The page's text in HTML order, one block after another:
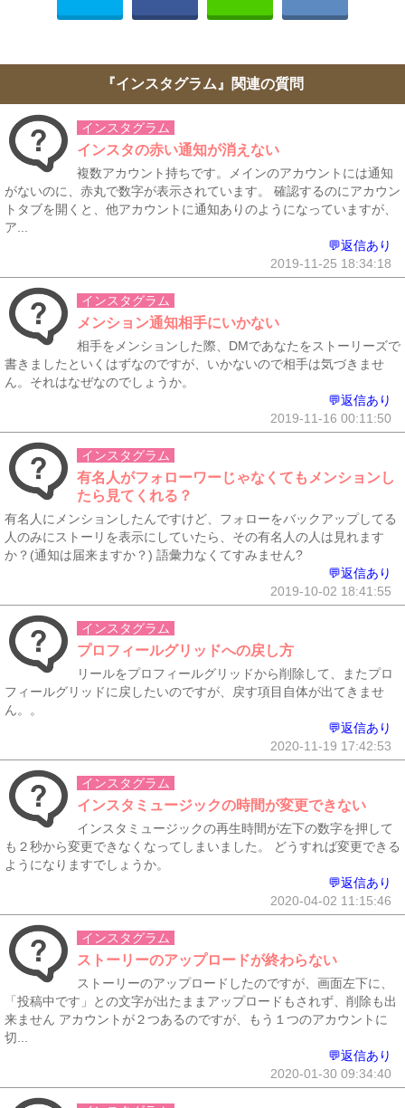
『インスタグラム』関連の質問
インスタグラム
インスタの赤い通知が消えない
複数アカウント持ちです。メインのアカウントには通知
がないのに、赤丸で数字が表示されています。 確認するのにアカウン
トタブを開くと、他アカウントに通知ありのようになっていますが、
ア...
💬返信あり
2019-11-25 18:34:18
インスタグラム
メンション通知相手にいかない
相手をメンションした際、DMであなたをストーリーズで
書きましたといくはずなのですが、いかないので相手は気づきませ
ん。それはなぜなのでしょうか。
💬返信あり
2019-11-16 00:11:50
インスタグラム
有名人がフォローワーじゃなくてもメンションし
たら見てくれる？
有名人にメンションしたんですけど、フォローをバックアップしてる
人のみにストーリを表示にしていたら、その有名人の人は見れます
か？(通知は届来ますか？) 語彙力なくてすみません?
💬返信あり
2019-10-02 18:41:55
インスタグラム
プロフィールグリッドへの戻し方
リールをプロフィールグリッドから削除して、またプロ
フィールグリッドに戻したいのですが、戻す項目自体が出てきませ
ん。。
💬返信あり
2020-11-19 17:42:53
インスタグラム
インスタミュージックの時間が変更できない
インスタミュージックの再生時間が左下の数字を押して
も２秒から変更できなくなってしまいました。 どうすれば変更できる
ようになりますでしょうか。
💬返信あり
2020-04-02 11:15:46
インスタグラム
ストーリーのアップロードが終わらない
ストーリーのアップロードしたのですが、画面左下に、
「投稿中です」との文字が出たままアップロードもされず、削除も出
来ません アカウントが２つあるのですが、もう１つのアカウントに
切...
💬返信あり
2020-01-30 09:34:40